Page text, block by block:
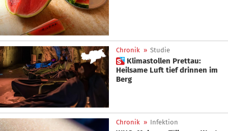
Chronik » Studie
 Klimastollen Prettau:
Heilsame Luft tief drinnen im
Berg
Chronik » Infektion